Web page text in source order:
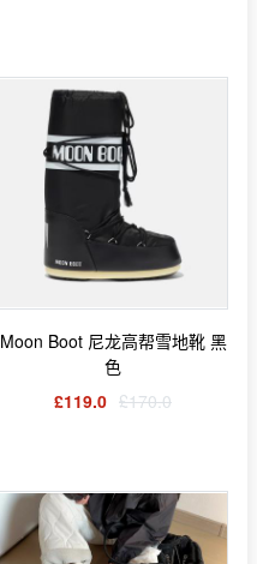
Moon Boot 尼龙高帮雪地靴 黑
色
£119.0 £170.0